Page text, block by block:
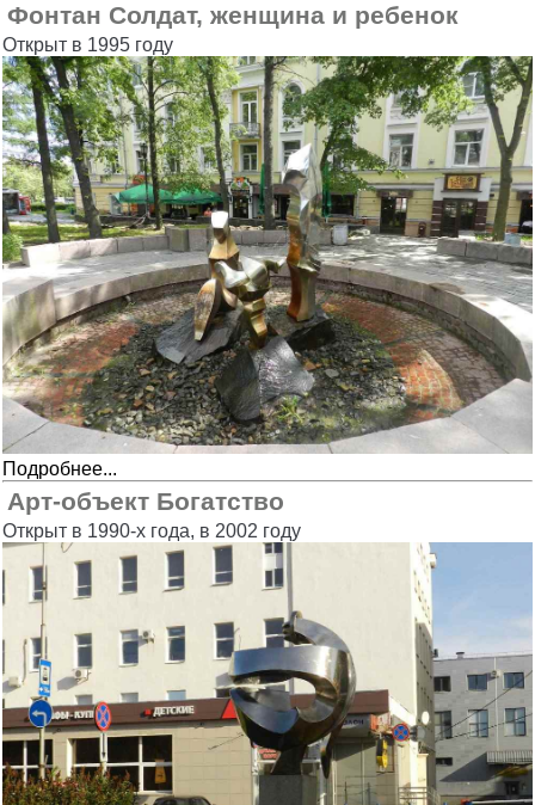
Фонтан Солдат, женщина и ребенок
Открыт в 1995 году
Подробнее...
Арт-объект Богатство
Открыт в 1990-х года, в 2002 году